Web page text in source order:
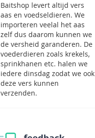
Baitshop levert altijd vers
aas en voedseldieren. We
importeren veelal het aas
zelf dus daarom kunnen we
de versheid garanderen. De
voederdieren zoals krekels,
sprinkhanen etc. halen we
iedere dinsdag zodat we ook
deze vers kunnen
verzenden.